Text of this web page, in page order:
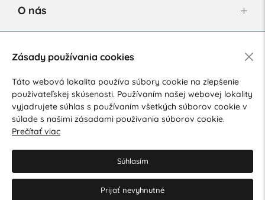
O nás
Súhlasím so spracovaním osobných údajov pre marketingové
účely.Zásady ochrany osobných údajov.
Zásady používania cookies
Táto webová lokalita používa súbory cookie na zlepšenie
používateľskej skúsenosti. Používaním našej webovej lokality
vyjadrujete súhlas s používaním všetkých súborov cookie v
súlade s našimi zásadami používania súborov cookie.
Prečítať viac
Súhlasím
Prijať nevyhnutné